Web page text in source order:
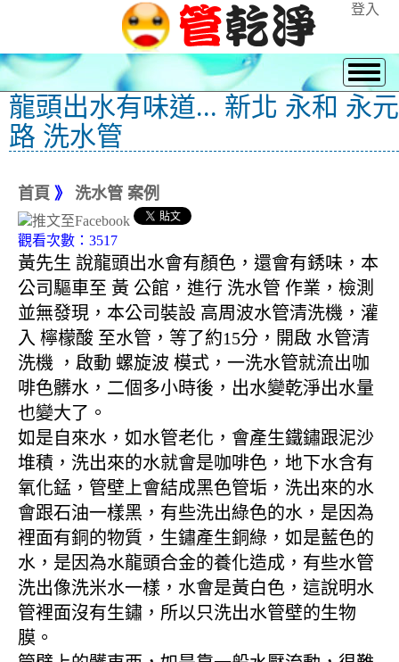
登入
龍頭出水有味道... 新北 永和 永元
路 洗水管
首頁 》 洗水管 案例
觀看次數：3517
黃先生 說龍頭出水會有顏色，還會有銹味，本
公司驅車至 黃 公館，進行 洗水管 作業，檢測
並無發現，本公司裝設 高周波水管清洗機，灌
入 檸檬酸 至水管，等了約15分，開啟 水管清
洗機 ，啟動 螺旋波 模式，一洗水管就流出咖
啡色髒水，二個多小時後，出水變乾淨出水量
也變大了。
如是自來水，如水管老化，會產生鐵鏽跟泥沙
堆積，洗出來的水就會是咖啡色，地下水含有
氧化錳，管壁上會結成黑色管垢，洗出來的水
會跟石油一樣黑，有些洗出綠色的水，是因為
裡面有銅的物質，生鏽產生銅綠，如是藍色的
水，是因為水龍頭合金的養化造成，有些水管
洗出像洗米水一樣，水會是黃白色，這說明水
管裡面沒有生鏽，所以只洗出水管壁的生物
膜。